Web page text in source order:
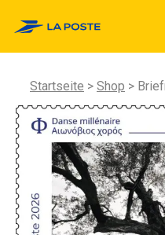
Startseite Shop